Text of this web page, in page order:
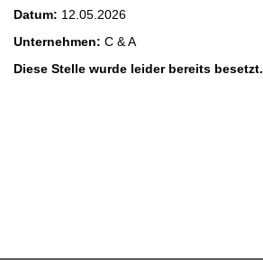
Datum: 12.05.2026
Unternehmen: C & A
Diese Stelle wurde leider bereits besetzt.